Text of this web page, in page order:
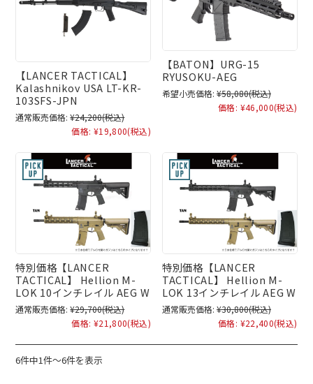
【LANCER TACTICAL】
Kalashnikov USA LT-KR-
103SFS-JPN
通常販売価格: ¥24,200(税込)
価格: ¥19,800(税込)
【BATON】URG-15
RYUSOKU-AEG
希望小売価格: ¥58,080(税込)
価格: ¥46,000(税込)
特別価格【LANCER
TACTICAL】 Hellion M-
LOK 10インチレイル AEG W
通常販売価格: ¥29,700(税込)
価格: ¥21,800(税込)
特別価格【LANCER
TACTICAL】 Hellion M-
LOK 13インチレイル AEG W
通常販売価格: ¥30,800(税込)
価格: ¥22,400(税込)
6件中1件～6件を表示